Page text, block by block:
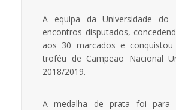
A equipa da Universidade
encontros disputados,
aos 30 marcados e
troféu de Campeão Nacional
2018/2019.
A medalha de prata foi para